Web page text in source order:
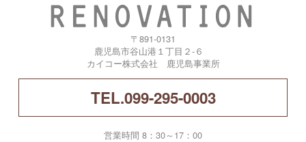
〒891-0131
鹿児島市谷山港１丁目２-６
カイコー株式会社 鹿児島事業所
TEL.099-295-0003
営業時間 8：30～17：00